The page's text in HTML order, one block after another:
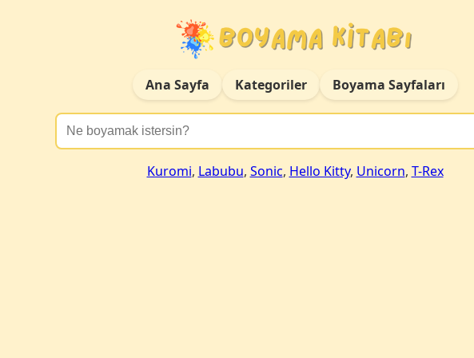
Ana Sayfa Kategoriler Boyama Sayfaları
Kuromi, Labubu, Sonic, Hello Kitty, Unicorn, T-Rex